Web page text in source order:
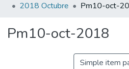
2018 Octubre
Pm10-oct-
Pm10-oct-2018
Simple item